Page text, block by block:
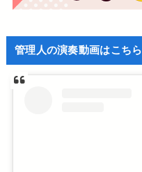
管理人の演奏動画はこちら